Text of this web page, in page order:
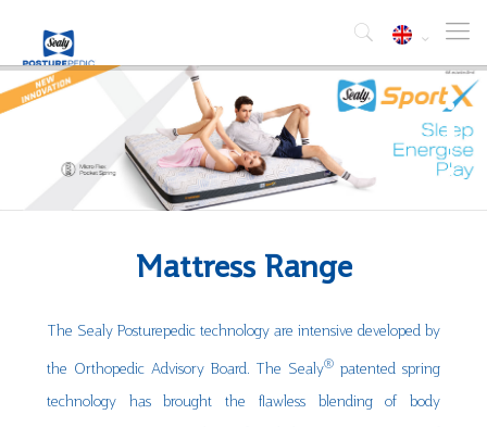
Mattress Range
The Sealy Posturepedic technology are intensive developed by
the Orthopedic Advisory Board. The Sealy® patented spring
technology has brought the flawless blending of body